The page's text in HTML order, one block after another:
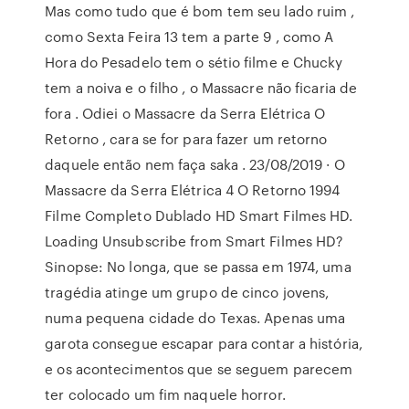
Mas como tudo que é bom tem seu lado ruim ,
como Sexta Feira 13 tem a parte 9 , como A
Hora do Pesadelo tem o sétio filme e Chucky
tem a noiva e o filho , o Massacre não ficaria de
fora . Odiei o Massacre da Serra Elétrica O
Retorno , cara se for para fazer um retorno
daquele então nem faça saka . 23/08/2019 · O
Massacre da Serra Elétrica 4 O Retorno 1994
Filme Completo Dublado HD Smart Filmes HD.
Loading Unsubscribe from Smart Filmes HD?
Sinopse: No longa, que se passa em 1974, uma
tragédia atinge um grupo de cinco jovens,
numa pequena cidade do Texas. Apenas uma
garota consegue escapar para contar a história,
e os acontecimentos que se seguem parecem
ter colocado um fim naquele horror.